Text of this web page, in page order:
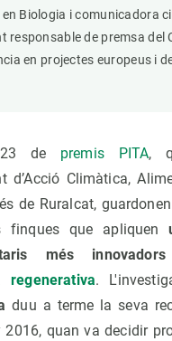
Biologia i comunicadora
responsable de premsa del
en projectes europeus i
de premis PITA,
d’Acció Climàtica,
de Ruralcat,
finques que apliquen
més
regenerativa.
duu a terme la seva
2016, quan va decidir